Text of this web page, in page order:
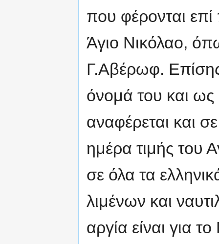
που φέρονται
Άγιο Νικόλαο,
Γ.Αβέρωφ.
όνομά του και
αναφέρεται και
ημέρα τιμής του
σε όλα τα
λιμένων και
αργία είναι για